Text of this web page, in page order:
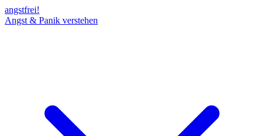
angstfrei!
Angst & Panik verstehen